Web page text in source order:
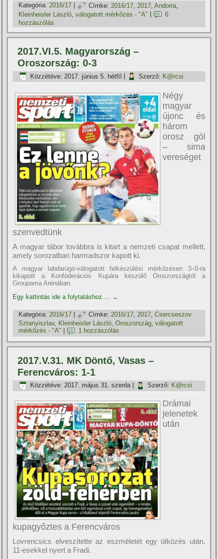
Kategória: 2016/17 | Címke: 2016/17 2017 ,Andorra
Kleinheisler László ,válogatott mérkőzés - "A"
6
hozzászólás
2017.VI.5. Magyarország –
Oroszország: 0-3
Közzétéve: 2017. június 5. hétfő Szerző: K@rcsi
Négy
magyar
újonc és
három
orosz gól
– sima
vereséget
szenvedtünk
A magyar tábor továbbra is kitart a nemzeti csapat mellett,
amely sorozatban harmadszor kapott ki.
A magyar labdarúgó-válogatott felkészülési mérkőzésen 3–0-ra
kikapott a Konföderációs Kupára készülő Oroszországtól a
Groupama Arénában.
Egy kattintás ide a folytatáshoz....
→
Kategória: 2016/17 | Címke: 2016/17,2017,Csercseszov
Sztanyiszlav, Kleinheisler László ,Oroszország ,válogatott
mérkőzés - "A"
1 hozzászólás
2017.V.31. MK Döntő, Vasas –
Ferencváros: 1-1
Közzétéve: 2017. május 31. szerda| Szerző: K@rcsi
Drámai
jelenetek
után
kupagyőztes a Ferencváros
Lovrencsics elveszí­tette az eszméletét egy ütközés után.
11-esekkel nyert a Fradi.